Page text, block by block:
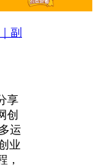
享
创
运
业
，